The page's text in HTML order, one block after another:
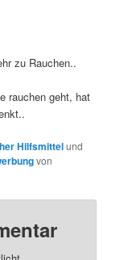
zu Rauchen..
rauchen geht, hat
Hilfsmittelund
von